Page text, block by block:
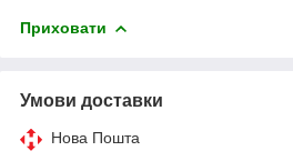
Приховати
Умови доставки
Нова Пошта